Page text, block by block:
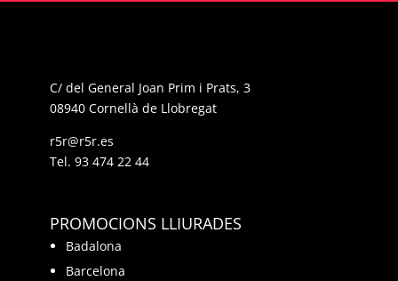
C/ del General Joan Prim i Prats, 3
08940 Cornellà de Llobregat
r5r@r5r.es
Tel. 93 474 22 44
PROMOCIONS LLIURADES
Badalona
Barcelona